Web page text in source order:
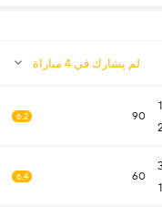
لم يشارك في 4 مباراة
1
90
6.2
1
60
6.4